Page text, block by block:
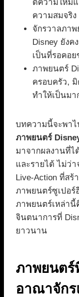
ตีความใหม่แ
ความสมจริง
จักรวาลภา
Disney ยังค
เป็นที่รอคอ
ภาพยนตร์
ครอบครัว,
ทำให้เป็นม
บทความนี้จะพา
ภาพยนตร์
มาจากผลงานที่
และรายได้ ไม่ว่
Live-Action ที่ส
ภาพยนตร์ซูเปอร์
ภาพยนตร์เหล่า
จินตนาการที่
ยาวนาน
ภาพยนตร์
อาณาจัก